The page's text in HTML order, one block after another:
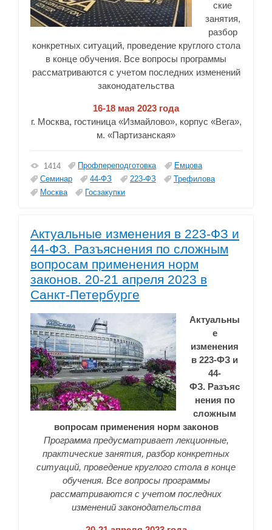
ские
занятия,
разбор
конкретных ситуаций, проведение круглого стола
в конце обучения. Все вопросы программы
рассматриваются с учетом последних изменений
законодательства
16-18 мая 2023 года
г. Москва, гостиница «Измайлово», корпус «Вега»,
м. «Партизанская»
1414 Профпереподготовка
Емцова
Семинар
44-ФЗ 223-ФЗ
Трефилова
Москва
Госзакупки
Актуальные изменения в 223-ФЗ и
44-ФЗ. Разъяснения по сложным
вопросам применения норм
законов. 20-21 апреля 2023 в
Санкт-Петербурге
Актуальны
е
изменения
в 223-ФЗ и
44-
ФЗ. Разъяс
нения по
сложным
вопросам применения норм законов
Программа предусматривает лекционные,
практические занятия, разбор конкретных
ситуаций, проведение круглого стола в конце
обучения. Все вопросы программы
рассматриваются с учетом последних
изменений законодательства